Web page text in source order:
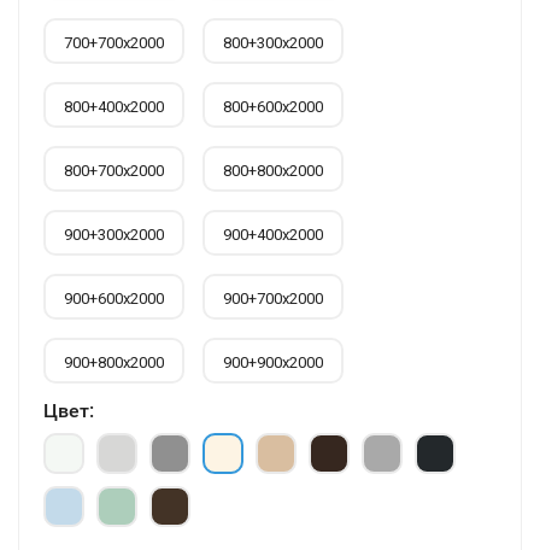
700+700х2000 800+300х2000
800+400х2000 800+600х2000
800+700х2000 800+800х2000
900+300х2000 900+400х2000
900+600х2000 900+700х2000
900+800х2000 900+900х2000
Цвет: